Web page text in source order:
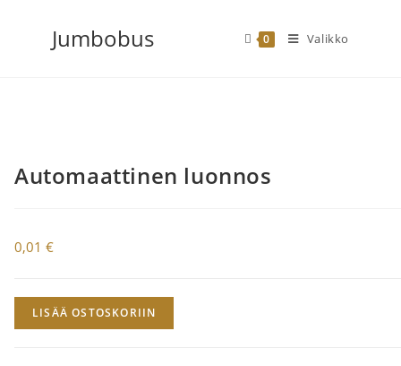
sisältöön
Jumbobus 0 Valikko
Automaattinen luonnos
0,01 €
Automaattinen
luonnos
LISÄÄ OSTOSKORIIN